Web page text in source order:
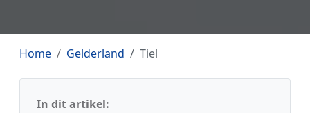
Home Gelderland Tiel
In dit artikel: